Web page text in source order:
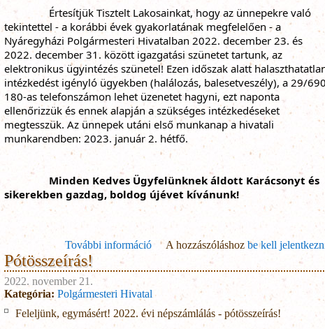
		Értesítjük Tisztelt Lakosainkat, hogy az ünnepekre való
tekintettel - a korábbi évek gyakorlatának megfelelően - a
Nyáregyházi Polgármesteri Hivatalban 2022. december 23. és
2022. december 31. között igazgatási szünetet tartunk, az
elektronikus ügyintézés szünetel! Ezen időszak alatt
intézkedést igényló ügyekben (halálozás, balesetveszély), a 29/
180-as telefonszámon lehet üzenetet hagyni, ezt naponta
megtesszük. Az ünnepek utáni első munkanap a hivatali
munkarendben: 2023. január 2. hétfő.
Minden Kedves Ügyfelünknek áldott Karácsonyt és
sikerekben gazdag, boldog újévet kívánunk!
További információ
Igazgatási szünet a Polgármesteri
tartalommal
A hozzászóláshoz be kell
Pótösszeírás!
2022. november 21.
Kategória: Polgármesteri Hivatal
Feleljünk, egymásért! 2022. évi népszámlálás - pótösszeírás!